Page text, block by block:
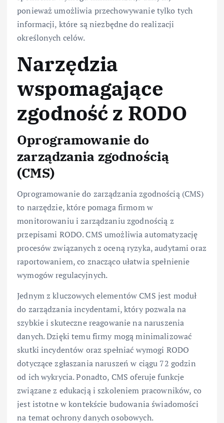
ponieważ umożliwia przechowywanie tylko tych
informacji, które są niezbędne do realizacji
określonych celów.
Narzędzia
wspomagające
zgodność z RODO
Oprogramowanie do
zarządzania zgodnością
(CMS)
Oprogramowanie do zarządzania zgodnością (CMS)
to narzędzie, które pomaga firmom w
monitorowaniu i zarządzaniu zgodnością z
przepisami RODO. CMS umożliwia automatyzację
procesów związanych z oceną ryzyka, audytami oraz
raportowaniem, co znacząco ułatwia spełnienie
wymogów regulacyjnych.
Jednym z kluczowych elementów CMS jest moduł
do zarządzania incydentami, który pozwala na
szybkie i skuteczne reagowanie na naruszenia
danych. Dzięki temu firmy mogą minimalizować
skutki incydentów oraz spełniać wymogi RODO
dotyczące zgłaszania naruszeń w ciągu 72 godzin
od ich wykrycia. Ponadto, CMS oferuje funkcje
związane z edukacją i szkoleniem pracowników, co
jest istotne w kontekście budowania świadomości
na temat ochrony danych osobowych.